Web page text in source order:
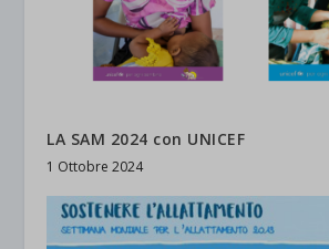
LA SAM 2024 con UNICEF
1 Ottobre 2024